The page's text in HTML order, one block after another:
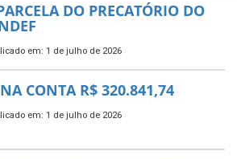
DO PRECATÓRIO DO
em: 1 de julho de 2026
CONTA R$ 320.841,74
em: 1 de julho de 2026